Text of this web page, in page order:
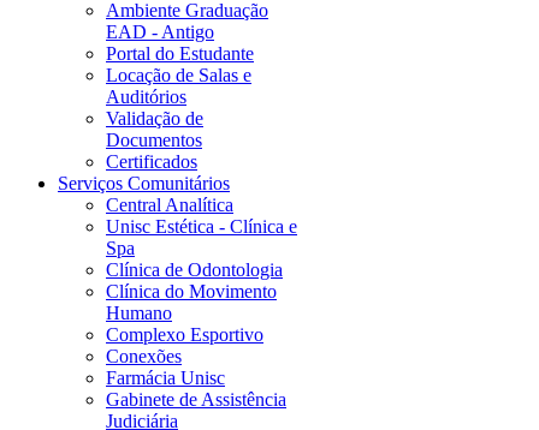
Ambiente Graduação
EAD - Antigo
Portal do Estudante
Locação de Salas e
Auditórios
Validação de
Documentos
Certificados
Serviços Comunitários
Central Analítica
Unisc Estética - Clínica e
Spa
Clínica de Odontologia
Clínica do Movimento
Humano
Complexo Esportivo
Conexões
Farmácia Unisc
Gabinete de Assistência
Judiciária